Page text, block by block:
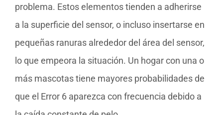
problema. Estos elementos tienden a adherirse
a la superficie del sensor, o incluso insertarse en
pequeñas ranuras alrededor del área del sensor,
lo que empeora la situación. Un hogar con una o
más mascotas tiene mayores probabilidades de
que el Error 6 aparezca con frecuencia debido a